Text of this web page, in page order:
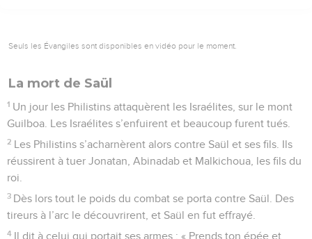
Seuls les Évangiles sont disponibles en vidéo pour le moment.
La mort de Saül
1 Un jour les Philistins attaquèrent les Israélites, sur le mont
Guilboa. Les Israélites s’enfuirent et beaucoup furent tués.
2 Les Philistins s’acharnèrent alors contre Saül et ses fils. Ils
réussirent à tuer Jonatan, Abinadab et Malkichoua, les fils du
roi.
3 Dès lors tout le poids du combat se porta contre Saül. Des
tireurs à l’arc le découvrirent, et Saül en fut effrayé.
4 Il dit à celui qui portait ses armes : « Prends ton épée et